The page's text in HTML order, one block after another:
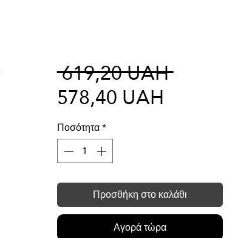
619,20 UAH Κανονική
578,40 UAH
Ποσότητα*
Προσθήκη στο καλάθι
Αγορά τώρα